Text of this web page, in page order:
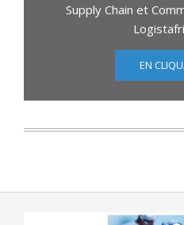
Supply Chain et
EN